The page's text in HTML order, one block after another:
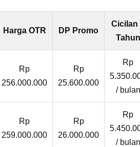
Harga OTR DP Promo
Cicilan
Tahun
Rp
256.000.000
Rp
25.600.000
Rp
/ bulan
Rp
259.000.000
Rp
26.000.000
Rp
/ bulan